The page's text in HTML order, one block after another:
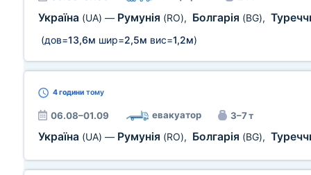
Україна (UA) — Румунія (RO), Болгарія (BG),
(дов=13,6м шир=2,5м вис=1,2м)
4 години тому
06.08–01.09 евакуатор 3–7 т
Україна (UA) — Румунія (RO), Болгарія (BG),